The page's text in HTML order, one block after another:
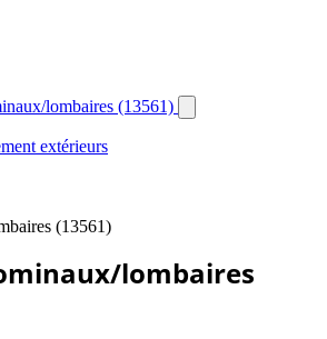
extérieurs
(13561)
lombaires